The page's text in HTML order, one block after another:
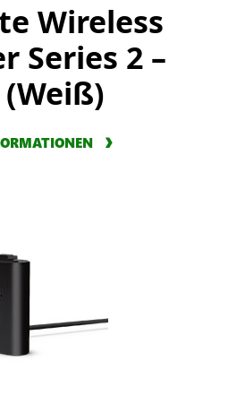
Wireless
Series 2 –
(Weiß)